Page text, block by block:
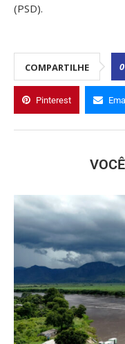
(PSD).
COMPARTILHE 0
Pinterest